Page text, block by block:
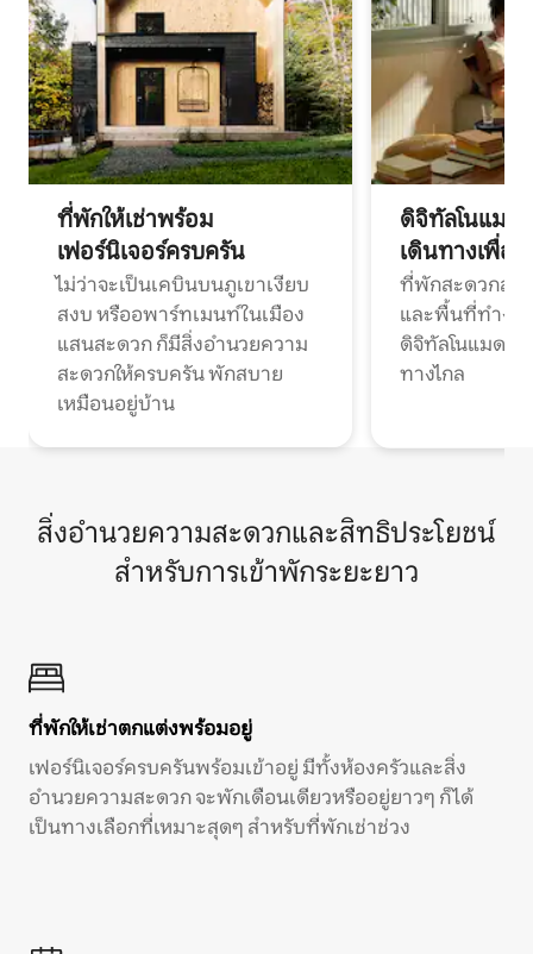
ที่พักให้เช่าพร้อม
เฟอร์นิเจอร์ครบครัน
ไม่ว่าจะเป็นเคบินบนภูเขาเงียบ
สงบ หรืออพาร์ทเมนท์ในเมือง
แสนสะดวก ก็มีสิ่งอำนวยความ
สะดวกให้ครบครัน พักสบาย
เหมือนอยู่บ้าน
ดิจิทัลโนแมด
เดินทางเพื่อ
ที่พักสะดวกสบ
และพื้นที่ทำงา
ดิจิทัลโนแมดแ
ทางไกล
สิ่งอำนวยความสะดวกและสิทธิประโยชน์
สำหรับการเข้าพักระยะยาว
ที่พักให้เช่าตกแต่งพร้อมอยู่
เฟอร์นิเจอร์ครบครันพร้อมเข้าอยู่ มีทั้งห้องครัวและสิ่ง
อำนวยความสะดวก จะพักเดือนเดียวหรืออยู่ยาวๆ ก็ได้
เป็นทางเลือกที่เหมาะสุดๆ สำหรับที่พักเช่าช่วง